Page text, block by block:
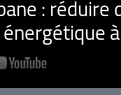
: réduire